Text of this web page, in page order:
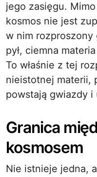
jego zasięgu.
kosmos nie jest
w nim rozproszony
pył, ciemna
To właśnie z tej
nieistotnej materii,
powstają gwiazdy i
Granica
kosmosem
Nie istnieje jedna,